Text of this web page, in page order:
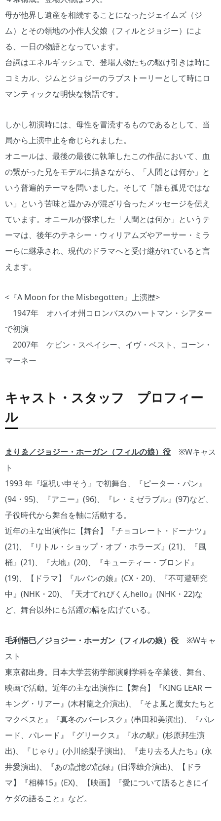
母が他界し遺産を相続することになったジェイムズ（ジ
ム）とその領地の小作人父娘（フィルとジョジー）によ
る、一日の物語となっています。
台詞はエネルギッシュで、登場人物たちの駆け引きは時に
コミカル、ジムとジョジーのラブストーリーとして時にロ
マンティックな明快な物語です。
しかし初演時には、母性を冒涜するものであるとして、当
局から上演中止を命じられました。
オニールは、最後の最後に執筆したこの作品において、血
の繋がった兄をモデルに描きながら、「人間とは何か」と
いう普遍的テーマを問いました。そして「誰も孤児ではな
い」という苦味と温かみが混ざり合ったメッセージを伝え
ています。オニールが探求した「人間とは何か」というテ
ーマは、後年のテネシー・ウィリアムズやアーサー・ミラ
ーらに継承され、現代のドラマへと受け継がれていると言
えます。
<『A Moon for the Misbegotten』上演歴>
1947年 オハイオ州コロンバスのハートマン・シアター
で初演
2007年 ケビン・スペイシー、イヴ・ベスト、コーン・
マーネー
キャスト・スタッフ プロフィー
ル
まりゑ／ジョジー・ホーガン（フィルの娘）役 ※Wキャス
ト
1993 年『塩祝い申そう』で初舞台、『ピーター・パン』
(94・95)、『アニー』(96)、『レ・ミゼラブル』(97)など、
子役時代から舞台を軸に活動する。
近年の主な出演作に【舞台】『チョコレート・ドーナツ』
(21)、『リトル・ショップ・オブ・ホラーズ』(21)、『風
桶』(21)、『大地』(20)、『キューティー・ブロンド』
(19)、【ドラマ】『ルパンの娘』(CX・20)、『不可避研究
中』(NHK・20)、『天才てれびくんhello』(NHK・22)な
ど、舞台以外にも活躍の幅を広げている。
毛利悟巳／ジョジー・ホーガン（フィルの娘）役 ※Wキャ
スト
東京都出身。日本大学芸術学部演劇学科を卒業後、舞台、
映画で活動。近年の主な出演作に【舞台】『KING LEAR ー
キング・リアー』(木村龍之介演出)、『そよ風と魔女たちと
マクベスと』『真冬のバーレスク』(串田和美演出)、『パレ
ード、パレード』『グリークス』『水の駅』(杉原邦生演
出)、『じゃり』(小川絵梨子演出)、『走り去る人たち』(永
井愛演出)、『あの記憶の記録』(日澤雄介演出)、【ドラ
マ】『相棒15』(EX)、【映画】『愛について語るときにイ
ケダの語ること』など。